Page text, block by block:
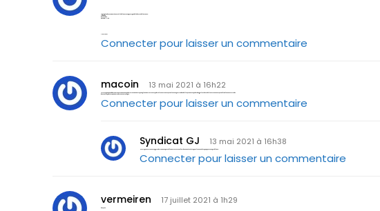
Le peuple a besoin au 21ème siècle de la mise en pratique de la devise de la France :
LIBERTÉ
ÉGALITÉ ET
FRATERNITÉ
C’est tout !
Connecter pour laisser un commentaire
macoin 13 mai 2021 à 16h22
je crois que nous adherons tous a ce nouveau syndicat car nous ne croyons plus aux structures syndicales existantes , avons lontemps attendus d elles, avons essaye de changer les choses de l interieur mais, avons finalement ete trahi.
Bravo a ce syndicat , ne nous trahissez surtout pas.
Connecter pour laisser un commentaire
Syndicat GJ 13 mai 2021 à 16h38
Merci pour votre message, trahir? non impossible nos statuts sont fait de manière à révoquer les membres qui poseront problème.
Connecter pour laisser un commentaire
vermeiren 17 juillet 2021 à 1h29
bonjour